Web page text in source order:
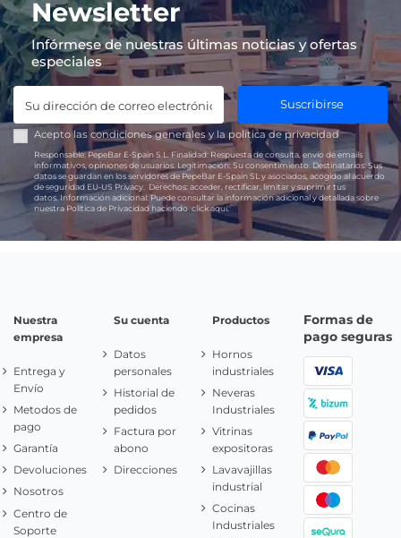
Newsletter
Infórmese de nuestras últimas noticias y ofertas
especiales
Suscribirse
Acepto las condiciones generales y lapolítica de privacidad
Responsable:PepeBar E-Spain S.L. Finalidad: Respuesta de consulta, envío de emails
informativos, opiniones de usuarios. Legitimación: Su consentimiento. Destinatarios:Sus
datos se guardan en los servidores de PepeBar E-Spain SL y asociados, acogido al acuerdo
de seguridad EU-US Privacy.
Derechos: acceder, rectificar, limitar y suprimir tus
datos.Información adicional:Puede consultar la información adicional y detallada sobre
nuestra Política de Privacidad haciendoclick aquí.
Nuestra
empresa
Entrega y
Envío
Metodos de
pago
Garantía
Devoluciones
Nosotros
Centro de
Soporte
Su cuenta
Datos
personales
Historial de
pedidos
Factura por
abono
Direcciones
Productos
Hornos
industriales
Neveras
Industriales
Vitrinas
expositoras
Lavavajillas
industrial
Cocinas
Industriales
Formas de
pago seguras